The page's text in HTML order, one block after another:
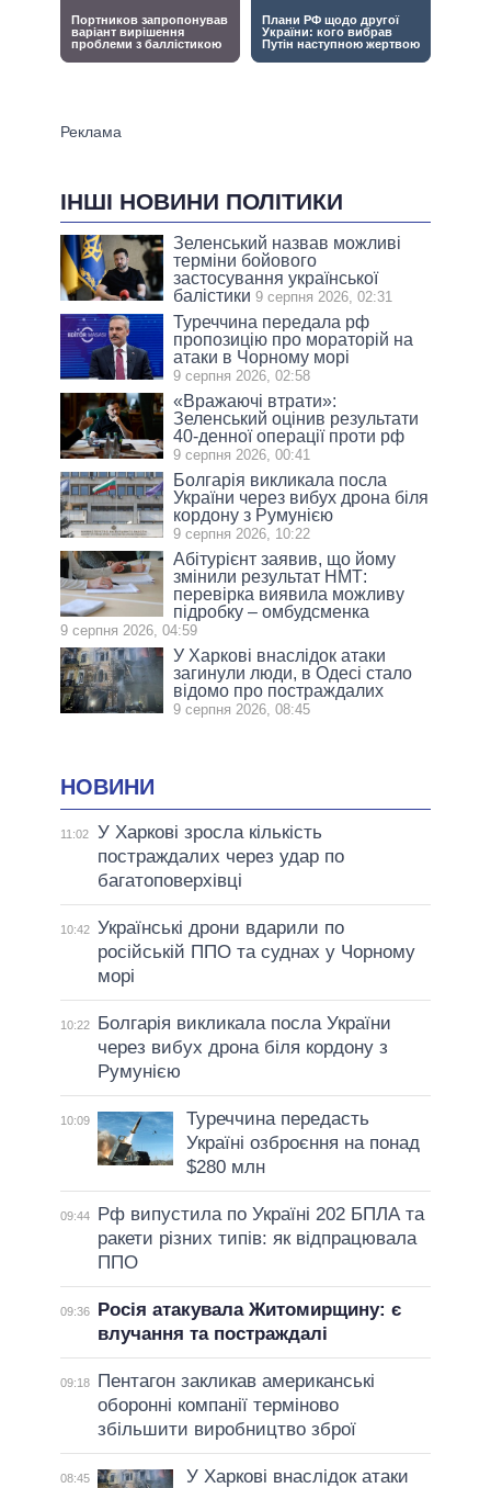
ІНШІ НОВИНИ ПОЛІТИКИ
Зеленський назвав можливі
терміни бойового
застосування української
балістики 9 серпня 2026, 02:31
Туреччина передала рф
пропозицію про мораторій на
атаки в Чорному морі
9 серпня 2026, 02:58
«Вражаючі втрати»:
Зеленський оцінив результати
40-денної операції проти рф
9 серпня 2026, 00:41
Болгарія викликала посла
України через вибух дрона біля
кордону з Румунією
9 серпня 2026, 10:22
Абітурієнт заявив, що йому
змінили результат НМТ:
перевірка виявила можливу
підробку – омбудсменка
9 серпня 2026, 04:59
У Харкові внаслідок атаки
загинули люди, в Одесі стало
відомо про постраждалих
9 серпня 2026, 08:45
НОВИНИ
11:02
У Харкові зросла кількість
постраждалих через удар по
багатоповерхівці
10:42 Українські дрони вдарили по
російській ППО та суднах у Чорному
морі
10:22
Болгарія викликала посла України
через вибух дрона біля кордону з
Румунією
10:09
Туреччина передасть
Україні озброєння на понад
$280 млн
09:44
Рф випустила по Україні 202 БПЛА та
ракети різних типів: як відпрацювала
ППО
09:36
Росія атакувала Житомирщину: є
влучання та постраждалі
09:18
Пентагон закликав американські
оборонні компанії терміново
збільшити виробництво зброї
08:45
У Харкові внаслідок атаки